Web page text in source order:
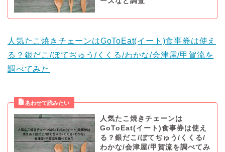
人気たこ焼きチェーンはGoToEat(イート)食事券は使え
る？銀だこ/ぼてぢゅう/くくる/わかな/会津屋/甲賀流を
調べてみた
人気たこ焼きチェーンは
GoToEat(イート)食事券は使え
る？銀だこ/ぼてぢゅう/くくる/
わかな/会津屋/甲賀流を調べてみ